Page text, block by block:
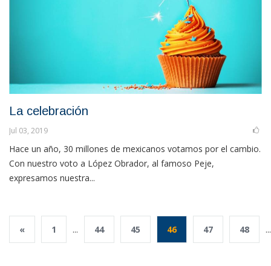
La celebración
Jul 03, 2019
Hace un año, 30 millones de mexicanos votamos por el cambio.
Con nuestro voto a López Obrador, al famoso Peje,
expresamos nuestra...
« 1 ... 44 45 46 47 48 ...